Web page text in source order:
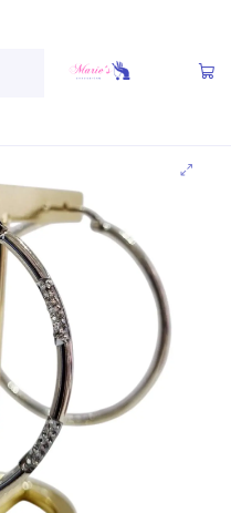
Aros Acero Quirúgico
Aro AQ P 35